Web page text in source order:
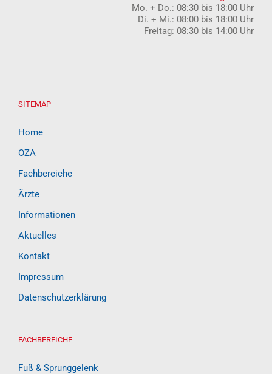
Mo. + Do.: 08:30 bis 18:00 Uhr
Di. + Mi.: 08:00 bis 18:00 Uhr
Freitag: 08:30 bis 14:00 Uhr
SITEMAP
Home
OZA
Fachbereiche
Ärzte
Informationen
Aktuelles
Kontakt
Impressum
Datenschutzerklärung
FACHBEREICHE
Fuß & Sprunggelenk